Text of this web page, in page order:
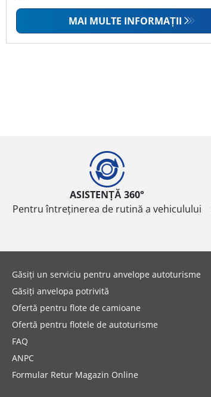
MAI MULTE INFORMAȚII
ASISTENȚĂ 360°
Pentru întreținerea de rutină a vehiculului
Găsiți un serviciu pentru anvelope autoturisme
Găsiți anvelopa potrivită
Ofertă pentru flote de camioane
Ofertă pentru flotele de autoturisme
FAQ
ANPC
Formular Retur Magazin Online